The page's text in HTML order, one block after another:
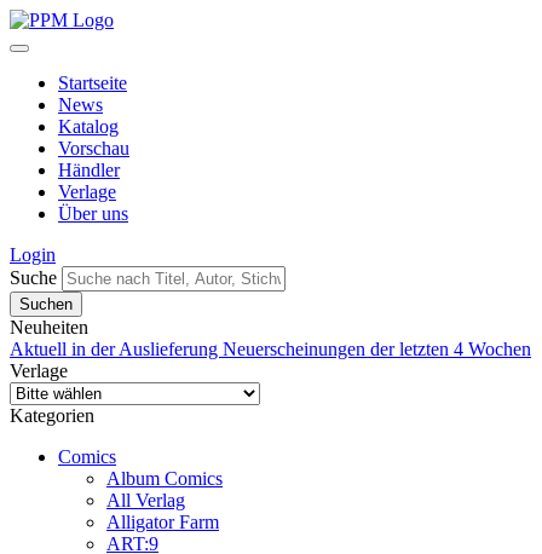
Startseite
News
Katalog
Vorschau
Händler
Verlage
Über uns
Login
Suche
Neuheiten
Aktuell in der Auslieferung Neuerscheinungen der letzten 4 Wochen
Verlage
Kategorien
Comics
Album Comics
All Verlag
Alligator Farm
ART:9